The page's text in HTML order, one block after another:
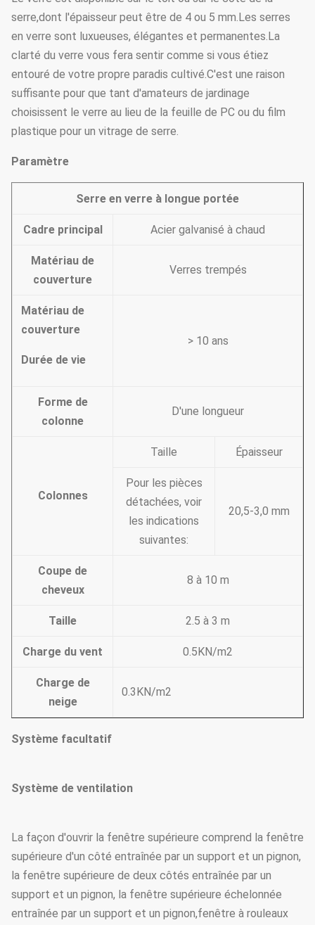
serre,dont l'épaisseur peut être de 4 ou 5 mm.Les serres
en verre sont luxueuses, élégantes et permanentes.La
clarté du verre vous fera sentir comme si vous étiez
entouré de votre propre paradis cultivé.C'est une raison
suffisante pour que tant d'amateurs de jardinage
choisissent le verre au lieu de la feuille de PC ou du film
plastique pour un vitrage de serre.
Paramètre
Serre en verre à longue portée
Cadre principal Acier galvanisé à chaud
Matériau de
couverture
Verres trempés
Matériau de
couverture
Durée de vie
> 10 ans
Forme de
colonne
D'une longueur
Colonnes
Taille Épaisseur
Pour les pièces
détachées, voir
les indications
suivantes:
20,5-3,0 mm
Coupe de
cheveux
8 à 10 m
Taille 2.5 à 3 m
Charge du vent 0.5KN/m2
Charge de
neige
0.3KN/m2
Système facultatif
Système de ventilation
La façon d'ouvrir la fenêtre supérieure comprend la fenêtre
supérieure d'un côté entraînée par un support et un pignon,
la fenêtre supérieure de deux côtés entraînée par un
support et un pignon, la fenêtre supérieure échelonnée
entraînée par un support et un pignon,fenêtre à rouleaux